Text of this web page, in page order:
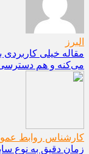
البرز
مقاله خیلی کاربردی
می‌کنه و هم دسترسی
کارشناس روابط
زمان دقیق به نوع